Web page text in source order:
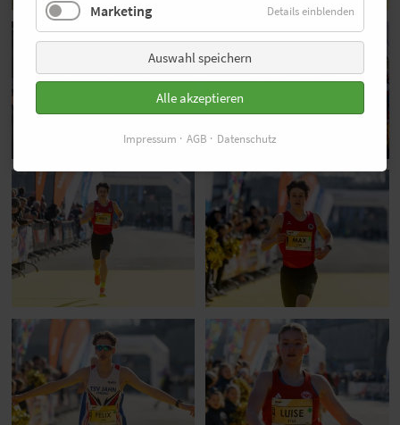
Marketing Details einblenden
Auswahl speichern
Alle akzeptieren
Impressum AGB Datenschutz